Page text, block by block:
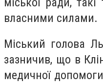
власними силами.
Міський голова
зазничив, що в
медичної